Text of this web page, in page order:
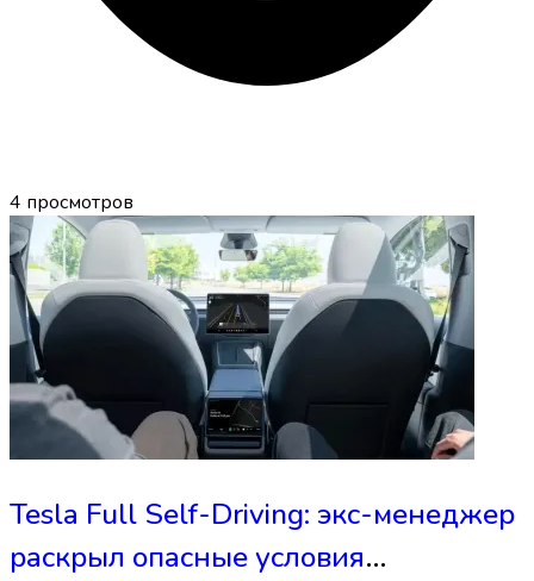
4 просмотров
Tesla Full Self-Driving: экс-менеджер
раскрыл опасные условия